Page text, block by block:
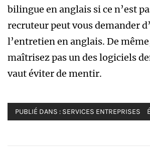
bilingue en anglais si ce n’est
recruteur peut vous demander
l’entretien en anglais. De
maîtrisez pas un des logiciels
vaut éviter de mentir.
PUBLIÉ DANS : SERVICES ENTREPRISES